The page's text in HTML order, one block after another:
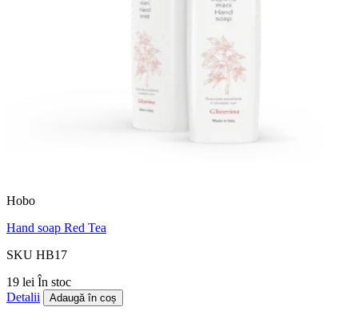
Hobo
Hand soap Red Tea
SKU HB17
19 lei În stoc
Detalii
Adaugă în coș